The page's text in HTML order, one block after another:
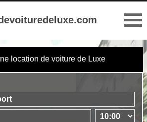
location de voiture de Luxe